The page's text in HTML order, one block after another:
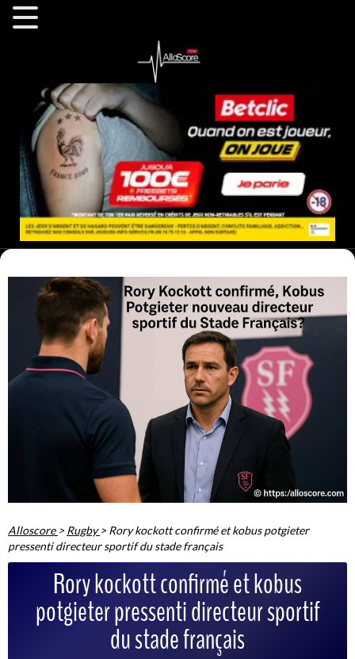
Alloscore >Rugby >Rory kockott confirmé et kobus potgieter
pressenti directeur sportif du stade français
Rory kockott confirmé et kobus
potgieter pressenti directeur sportif
du stade français